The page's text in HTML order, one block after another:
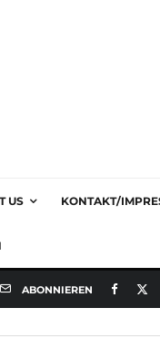
US KONTAKT/
ABONNIEREN